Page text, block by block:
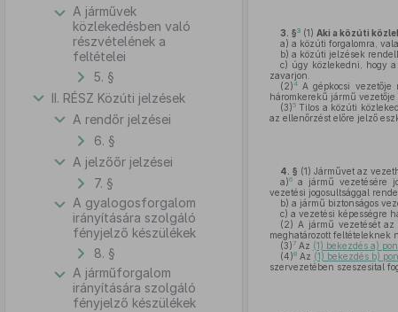
A járművek
közlekedésben való
részvételének a
feltételei
5. §
II. RÉSZ Közúti jelzések
A rendőr jelzései
6. §
A jelzőőr jelzései
7. §
A gyalogosforgalom
irányítására szolgáló
fényjelző készülékek
8. §
A járműforgalom
irányítására szolgáló
fényjelző készülékek
3. §3 (1) Aki a közúti
a) a közúti forgalomra,
b) a közúti jelzések
c) úgy közlekedni, hogy
zavarjon.
(2)4A gépkocsi vezetője
háromkerekű jármű vezetője
(3)5Tilos a közúti
az ellenőrzést előre jelző
4. § (1) Járművet az
a)6a jármű vezetésére
vezetési jogosultsággal
b) a jármű biztonságos
c) a vezetési képességre
(2) A jármű vezetését
meghatározott feltételeknek
(3)7Az (1) bekezdés a)
(4)8Az (1) bekezdés b)
szervezetében szeszesital